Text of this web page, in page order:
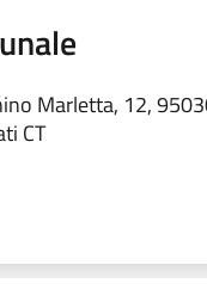
Marletta, 12,
CT